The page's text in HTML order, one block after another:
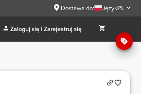
Dostawa do: JęzykPL
Zaloguj się | Zarejestruj się